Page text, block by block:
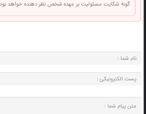
گونه شکایت مسئولیت بر عهده شخص نظر دهنده خواهد بود.